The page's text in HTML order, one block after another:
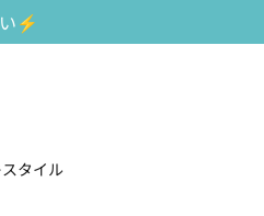
⚡️
タイル